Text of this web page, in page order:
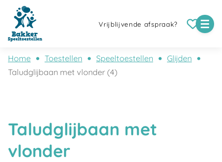
Vrijblijvende afspraak?
Home Toestellen Speeltoestellen
Glijden
Taludglijbaan met vlonder (4)
Taludglijbaan met
vlonder